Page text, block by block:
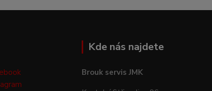
Kde nás najdete
Brouk servis JMK